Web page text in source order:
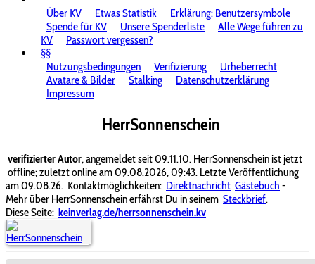
Über KV
Etwas Statistik
Erklärung: Benutzersymbole
Spende für KV
Unsere Spenderliste
Alle Wege führen zu
KV
Passwort vergessen?
§§
Nutzungsbedingungen
Verifizierung
Urheberrecht
Avatare & Bilder
Stalking
Datenschutzerklärung
Impressum
HerrSonnenschein
verifizierter Autor, angemeldet seit 09.11.10. HerrSonnenschein ist jetzt
offline; zuletzt online am 09.08.2026, 09:43. Letzte Veröffentlichung
am 09.08.26. Kontaktmöglichkeiten: Direktnachricht Gästebuch -
Mehr über HerrSonnenschein erfährst Du in seinem Steckbrief.
Diese Seite: keinverlag.de/herrsonnenschein.kv